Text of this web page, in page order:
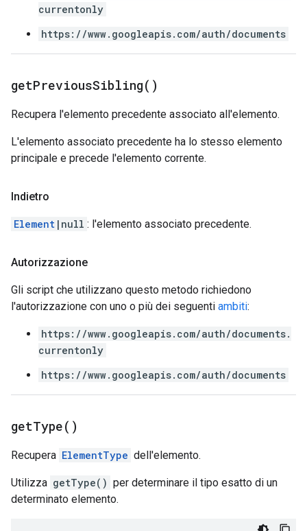
currentonly
https://www.googleapis.com/auth/documents
getPreviousSibling( )
Recupera l'elemento precedente associato all'elemento.
L'elemento associato precedente ha lo stesso elemento
principale e precede l'elemento corrente.
Indietro
Element |null : l'elemento associato precedente.
Autorizzazione
Gli script che utilizzano questo metodo richiedono
l'autorizzazione con uno o più dei seguenti ambiti:
https://www.googleapis.com/auth/documents.
currentonly
https://www.googleapis.com/auth/documents
getType( )
Recupera ElementType dell'elemento.
Utilizza getType() per determinare il tipo esatto di un
determinato elemento.